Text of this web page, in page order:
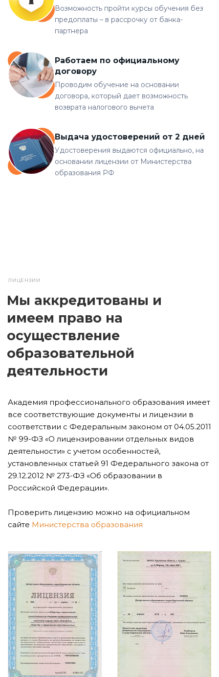
Возможность пройти курсы обучения без
предоплаты – в рассрочку от банка-
партнера
Работаем по официальному
договору
Проводим обучение на основании
договора, который дает возможность
возврата налогового вычета
Выдача удостоверений от 2 дней
Удостоверения выдаются официально, на
основании лицензии от Министерства
образования РФ
ЛИЦЕНЗИИ
Мы аккредитованы и
имеем право на
осуществление
образовательной
деятельности
Академия профессионального образования имеет
все соответствующие документы и лицензии в
соответствии с Федеральным законом от 04.05.2011
№ 99-ФЗ «О лицензировании отдельных видов
деятельности» с учетом особенностей,
установленных статьей 91 Федерального закона от
29.12.2012 № 273-ФЗ «Об образовании в
Российской Федерации».
Проверить лицензию можно на официальном
сайте Министерства образования